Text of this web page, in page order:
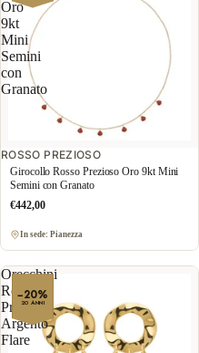
Oro
9kt
Mini
Semini
con
Granato
ROSSO PREZIOSO
Girocollo Rosso Prezioso Oro 9kt Mini
Semini con Granato
€442,00
In sede: Pianezza
Orecchini
Rosso
Prezioso
Argento
Flare
−20%
20 ANNI